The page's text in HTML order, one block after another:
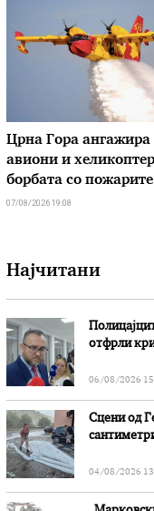
Црна Гора ангажира
авиони и
борбата со пожарите
07/08/2026 19:08
Најчитани
отфрли
06/08/2026
Сцени од
04/08/2026